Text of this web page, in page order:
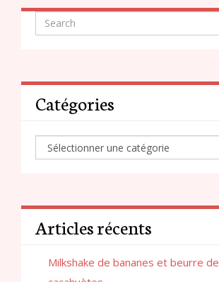
Catégories
Articles récents
Milkshake de bananes et beurre de